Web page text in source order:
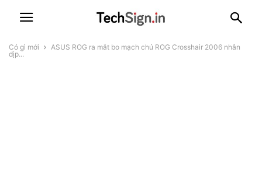
Có gì mới
ASUS ROG ra mắt bo mạch chủ ROG Crosshair 2006 nhân
dịp...